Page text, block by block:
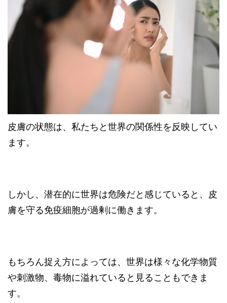
皮膚の状態は、私たちと世界の関係性を反映してい
ます。
しかし、潜在的に世界は危険だと感じていると、皮
膚を守る免疫細胞が過剰に働きます。
もちろん捉え方によっては、世界は様々な化学物質
や刺激物、毒物に溢れていると見ることもできま
す。